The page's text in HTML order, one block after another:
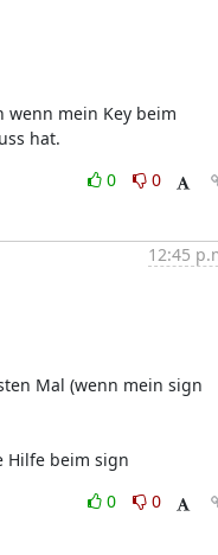
mein Key beim
hat.
0
0
12:45
Mal (wenn mein sign
Hilfe beim sign
0
0